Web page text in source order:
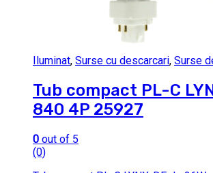
Iluminat, Surse cu descarcari, Surse
Tub compact PL-C
840 4P 25927
0 out of 5
(0)